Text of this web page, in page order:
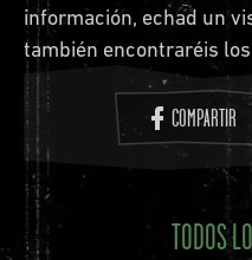
información, echad un
también encontraréis
COMPARTIR
TODOS